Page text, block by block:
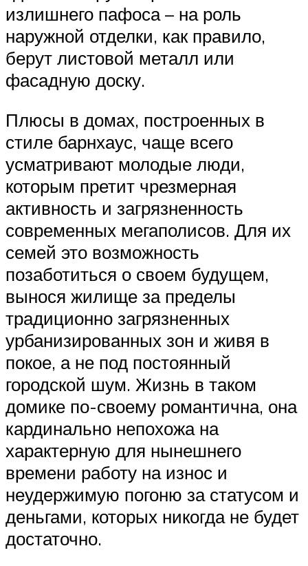
излишнего пафоса – на роль
наружной отделки, как правило,
берут листовой металл или
фасадную доску.
Плюсы в домах, построенных в
стиле барнхаус, чаще всего
усматривают молодые люди,
которым претит чрезмерная
активность и загрязненность
современных мегаполисов. Для их
семей это возможность
позаботиться о своем будущем,
вынося жилище за пределы
традиционно загрязненных
урбанизированных зон и живя в
покое, а не под постоянный
городской шум. Жизнь в таком
домике по-своему романтична, она
кардинально непохожа на
характерную для нынешнего
времени работу на износ и
неудержимую погоню за статусом и
деньгами, которых никогда не будет
достаточно.